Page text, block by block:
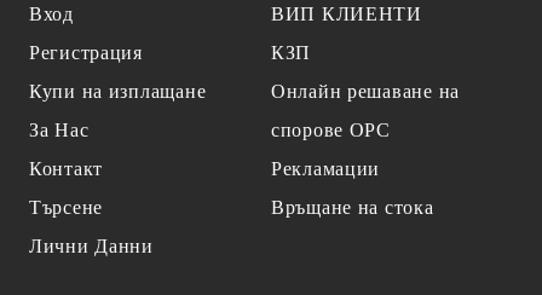
Вход
Регистрация
Купи на изплащане
За Нас
Контакт
Търсене
Лични Данни
ВИП КЛИЕНТИ
КЗП
Онлайн решаване на
спорове OPC
Рекламации
Връщане на стока